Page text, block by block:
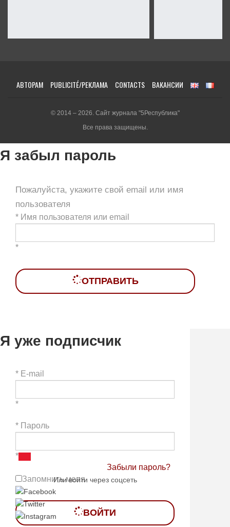
АВТОРАМ PUBLICITÉ/РЕКЛАМА CONTACTS ВАКАНСИИ
© 2014 – 2026. Сайт журнала "5Республика"
Все права защищены.
Я забыл пароль
Пожалуйста, укажите свой email или имя
пользователя
* Имя пользователя или email
*
ОТПРАВИТЬ
Я уже подписчик
* E-mail
*
* Пароль
*
Запомнить меня
ВОЙТИ
Забыли пароль?
Или войти через соцсеть